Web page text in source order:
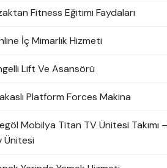
Fitness Eğitimi Faydaları
İç Mimarlık Hizmeti
Lift Ve Asansörü
Platform Forces Makina
Mobilya Titan TV Ünitesi Takımı
Ünitesi